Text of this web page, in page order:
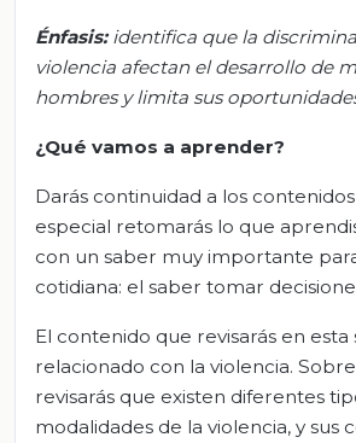
Énfasis: identifica que la
violencia afectan el desarrollo de
hombres y limita sus
¿Qué vamos a aprender?
Darás continuidad a los
especial retomarás lo que
con un saber muy importante
cotidiana: el saber tomar
El contenido que revisarás en esta
relacionado con la violencia.
revisarás que existen diferentes
modalidades de la violencia, y sus